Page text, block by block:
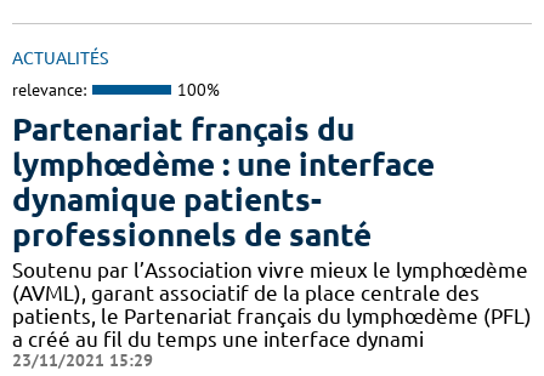
ACTUALITÉS
relevance: 100%
Partenariat français du
lymphœdème : une interface
dynamique patients-
professionnels de santé
Soutenu par l’Association vivre mieux le lymphœdème
(AVML), garant associatif de la place centrale des
patients, le Partenariat français du lymphœdème (PFL)
a créé au fil du temps une interface dynami
23/11/2021 15:29